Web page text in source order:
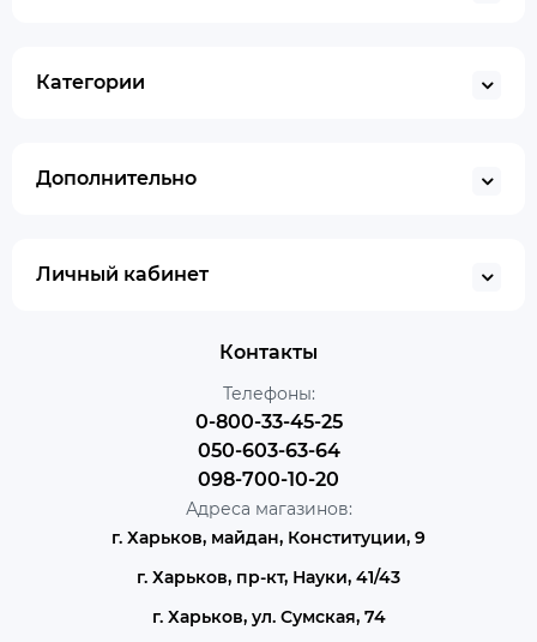
Категории
Дополнительно
Личный кабинет
Контакты
Телефоны:
0-800-33-45-25
050-603-63-64
098-700-10-20
Адреса магазинов:
г. Харьков, майдан, Конституции, 9
г. Харьков, пр-кт, Науки, 41/43
г. Харьков, ул. Сумская, 74